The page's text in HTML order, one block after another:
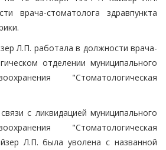
врача-стоматолога здравпункта
Л.П. работала в должности врача-
отделении муниципального
"Стоматологическая
с ликвидацией муниципального
"Стоматологическая
Л.П. была уволена с названной